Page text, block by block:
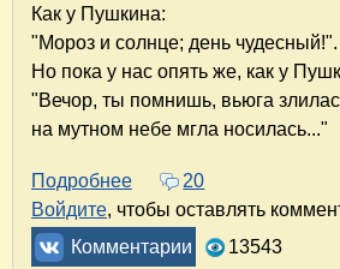
Как у Пушкина:
"Мороз и солнце; день чудесный!".
Но пока у нас опять же, как у
"Вечор, ты помнишь, вьюга
на мутном небе мгла носилась..."
Подробнее о Звездный в снегу.
20
Войдите, чтобы оставлять
Комментарии
13543